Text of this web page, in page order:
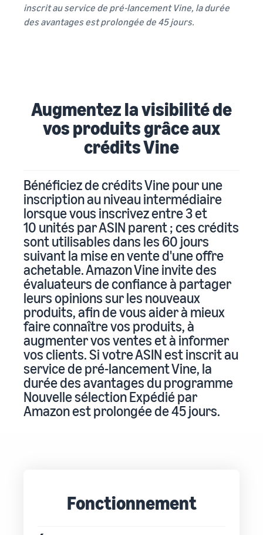
inscrit au service de pré-lancement Vine, la durée
des avantages est prolongée de 45 jours.
Augmentez la visibilité de
vos produits grâce aux
crédits Vine
Bénéficiez de crédits Vine pour une
inscription au niveau intermédiaire
lorsque vous inscrivez entre 3 et
10 unités par ASIN parent ; ces crédits
sont utilisables dans les 60 jours
suivant la mise en vente d'une offre
achetable. Amazon Vine invite des
évaluateurs de confiance à partager
leurs opinions sur les nouveaux
produits, afin de vous aider à mieux
faire connaître vos produits, à
augmenter vos ventes et à informer
vos clients. Si votre ASIN est inscrit au
service de pré-lancement Vine, la
durée des avantages du programme
Nouvelle sélection Expédié par
Amazon est prolongée de 45 jours.
Fonctionnement